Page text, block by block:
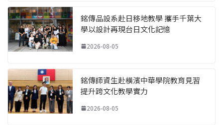
銘傳品設系赴日移地教學 攜手千葉大
學以設計再現台日文化記憶
2026-08-05
銘傳師資生赴橫濱中華學院教育見習
提升跨文化教學實力
2026-08-05